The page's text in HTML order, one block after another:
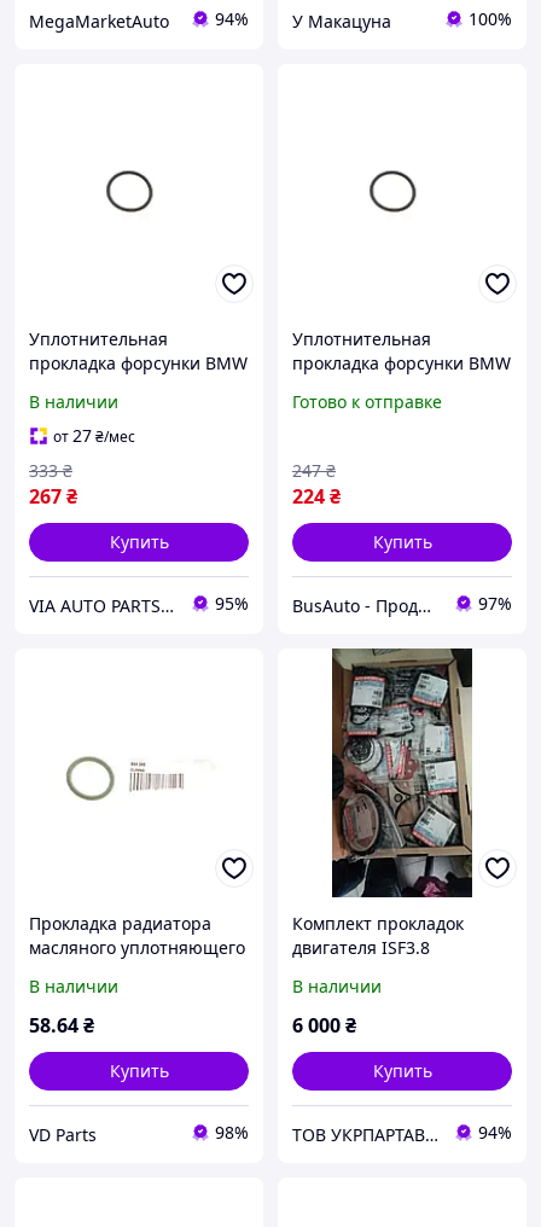
MegaMarketAuto 94% У Макацуна 100%
Уплотнительная
прокладка форсунки BMW
Golf IV -07 (кольцо) VAG
В наличии
от27₴/мес
267₴
333 ₴
Купить
VIA AUTO PARTS MARKET 95%
Уплотнительная
прокладка форсунки BMW
Golf IV -07 (кольцо)
Готово к отправке
224₴
247 ₴
Купить
BusAuto - Продажа оригинальных запчастей к микроавтобусам и иномаркам 97%
Прокладка радиатора
масляного уплотняющего
804.380
В наличии
58.64₴
Купить
VD Parts 98%
Комплект прокладок
двигателя ISF3.8
В наличии
6 000₴
Купить
ТОВ УКРПАРТАВТО 94%